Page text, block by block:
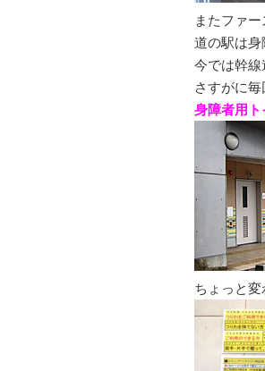
またファ
道の駅は身
今では幹線
さすがに
身障者用ト
ちょっと変